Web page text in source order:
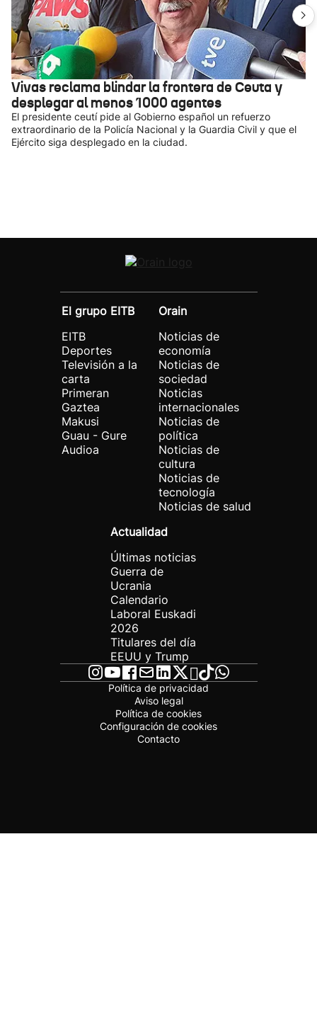
Vivas reclama blindar la frontera de Ceuta y
desplegar al menos 1000 agentes
El presidente ceutí pide al Gobierno español un refuerzo
extraordinario de la Policía Nacional y la Guardia Civil y que el
Ejército siga desplegado en la ciudad.
El grupo EITB
EITB
Deportes
Televisión a la
carta
Primeran
Gaztea
Makusi
Guau - Gure
Audioa
Orain
Noticias de
economía
Noticias de
sociedad
Noticias
internacionales
Noticias de
política
Noticias de
cultura
Noticias de
tecnología
Noticias de salud
Actualidad
Últimas noticias
Guerra de
Ucrania
Calendario
Laboral Euskadi
2026
Titulares del día
EEUU y Trump
Política de privacidad
Aviso legal
Política de cookies
Configuración de cookies
Contacto